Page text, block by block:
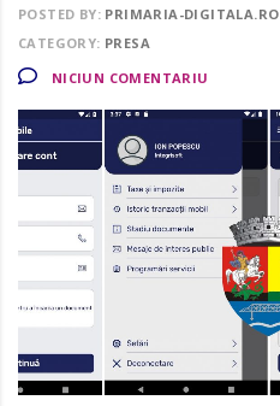
POSTED BY: PRIMARIA-DIGITALA.RO
CATEGORY: PRESA
NICIUN COMENTARIU